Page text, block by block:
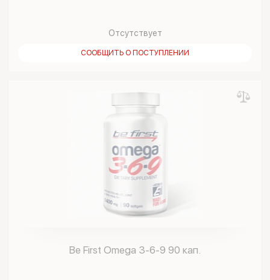
Отсутствует
СООБЩИТЬ О ПОСТУПЛЕНИИ
Be First Omega 3-6-9 90 кап.